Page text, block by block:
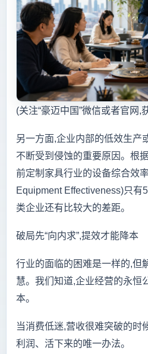
(关注“豪迈中国”微信或者官网,
另一方面,企业内部的低效生产
不断受到侵蚀的重要原因。根
前定制家具行业的设备综合效
Equipment Effectiveness)只有
类企业还有比较大的差距。
破局先“向内求”,提效才能降本
行业的面临的困难是一样的,但
慧。我们知道,企业经营的永恒
本。
当消费低迷,营收很难突破的时
利润、活下来的唯一办法。